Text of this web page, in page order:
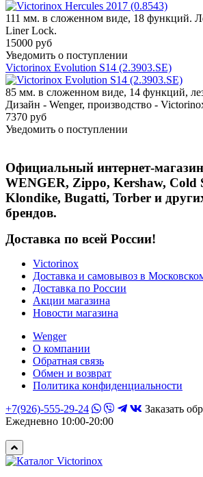
111 мм. в сложенном виде, 18 функций.
Liner Lock.
15000 руб
Уведомить о поступлении
Victorinox Evolution S14 (2.3903.SE)
85 мм. в сложенном виде, 14 функций,
Дизайн - Wenger, производство -
7370 руб
Уведомить о поступлении
Официальный интернет-
WENGER, Zippo, Kershaw, Cold
Klondike, Bugatti, Torber и
брендов.
Доставка по всей России!
Victorinox
Доставка и самовывоз в
Доставка по России
Акции магазина
Новости магазина
Wenger
О компании
Обратная связь
Обмен и возврат
Политика конфиденциальности
+7(926)-555-29-24
Заказать
Ежедневно 10:00-20:00